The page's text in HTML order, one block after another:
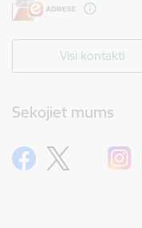
Visi kontakti
Sekojiet mums